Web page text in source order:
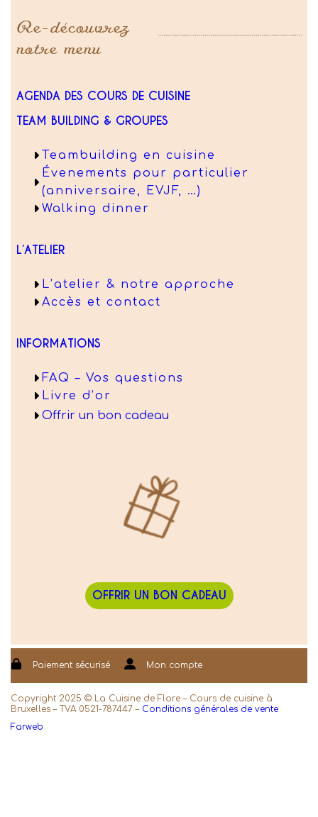
Re-découvrez
notre menu
AGENDA DES COURS DE CUISINE
TEAM BUILDING & GROUPES
Teambuilding en cuisine
Évenements pour particulier
(anniversaire, EVJF, …)
Walking dinner
L’ATELIER
L’atelier & notre approche
Accès et contact
INFORMATIONS
FAQ – Vos questions
Livre d’or
Offrir un bon cadeau
OFFRIR UN BON CADEAU
Paiement sécurisé Mon compte
Copyright 2025 © La Cuisine de Flore – Cours de cuisine à
Bruxelles – TVA 0521-787447 – Conditions générales de vente
Farweb